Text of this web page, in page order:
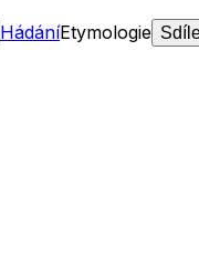
HádáníEtymologie